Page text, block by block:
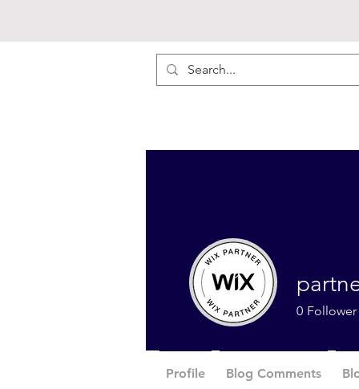
0 Follower
Profile Blog Comments